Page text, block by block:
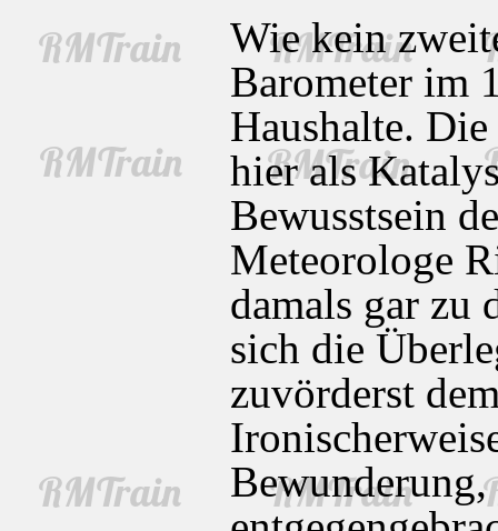
Wie kein
Barometer im
Haushalte.
hier als
Bewusstsein
Meteorologe
damals gar zu
sich die
zuvörderst